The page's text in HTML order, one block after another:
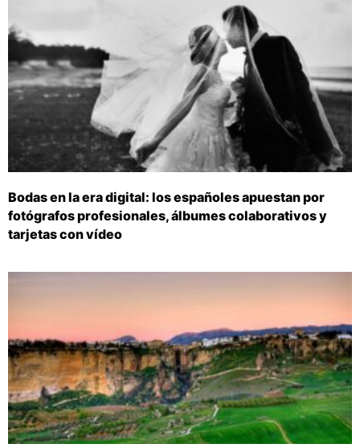
Bodas en la era digital: los españoles apuestan por
fotógrafos profesionales, álbumes colaborativos y
tarjetas con vídeo